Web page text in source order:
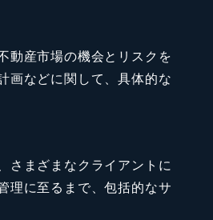
動産市場の機会とリスクを
画などに関して、具体的な
さまざまなクライアントに
理に至るまで、包括的なサ